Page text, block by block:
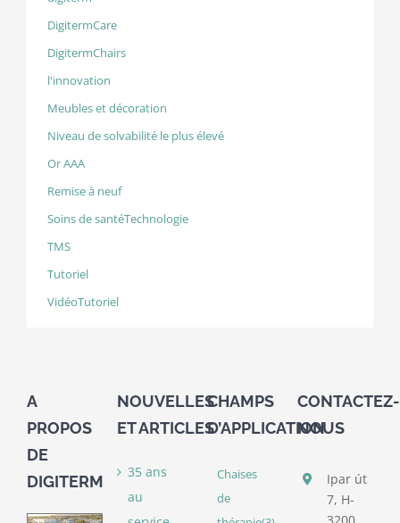
DigitermCare
DigitermChairs
l'innovation
Meubles et décoration
Niveau de solvabilité le plus élevé
Or AAA
Remise à neuf
Soins de santéTechnologie
TMS
Tutoriel
VidéoTutoriel
A
PROPOS
DE
DIGITERM
NOUVELLES
ET ARTICLES
35 ans
au
CHAMPS
D’APPLICATION
Chaises
de
CONTACTEZ-
NOUS
Ipar út
7, H-